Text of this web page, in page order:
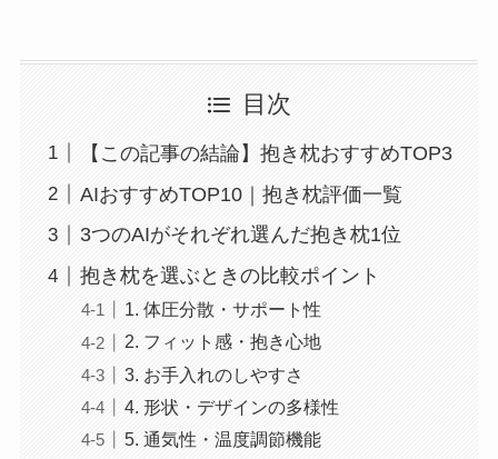
目次
【この記事の結論】抱き枕おすすめTOP3
AIおすすめTOP10｜抱き枕評価一覧
3つのAIがそれぞれ選んだ抱き枕1位
抱き枕を選ぶときの比較ポイント
1. 体圧分散・サポート性
2. フィット感・抱き心地
3. お手入れのしやすさ
4. 形状・デザインの多様性
5. 通気性・温度調節機能